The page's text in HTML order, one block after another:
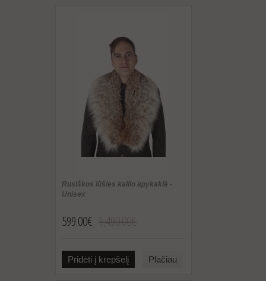
Rusiškos lūšies kailio apykaklė -
Unisex
599.00€
Pridėti į krepšelį Plačiau